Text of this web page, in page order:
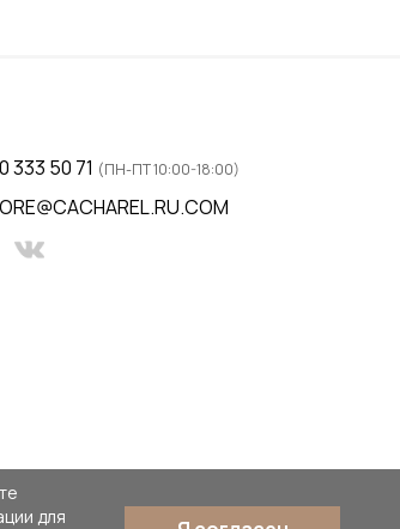
333 50 71 (ПН-ПТ 10:00-18:00)
для